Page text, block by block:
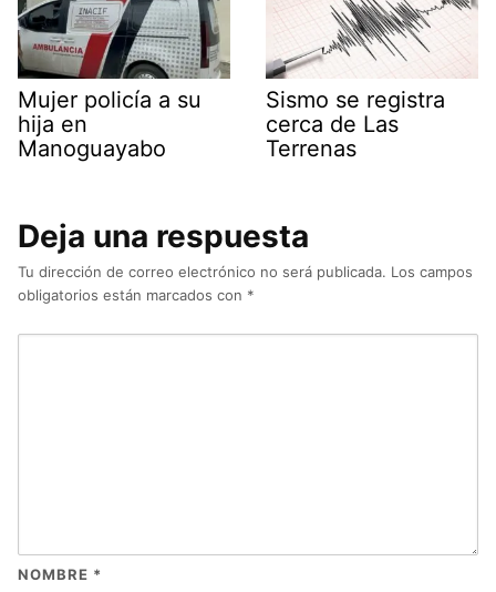
Mujer policía a su
hija en
Manoguayabo
Sismo se registra
cerca de Las
Terrenas
Deja una respuesta
Tu dirección de correo electrónico no será publicada. Los campos
obligatorios están marcados con *
NOMBRE *